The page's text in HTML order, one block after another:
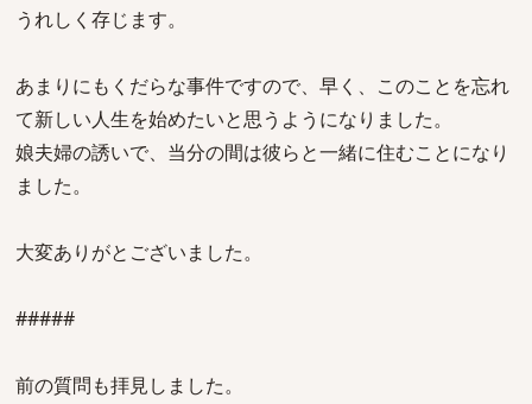
うれしく存じます。
あまりにもくだらな事件ですので、早く、このことを忘れ
て新しい人生を始めたいと思うようになりました。
娘夫婦の誘いで、当分の間は彼らと一緒に住むことになり
ました。
大変ありがとございました。
#####
前の質問も拝見しました。